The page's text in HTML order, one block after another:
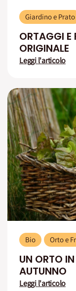
Giardino e Prato
ORTAGGI E
ORIGINALE
Leggi l'articolo
Bio Orto e
UN ORTO
AUTUNNO
Leggi l'articolo